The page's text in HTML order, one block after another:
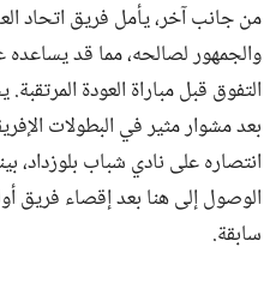
من جانب آخر، يأمل فريق اتحاد
والجمهور لصالحه، مما قد
التفوق قبل مباراة العودة
بعد مشوار مثير في البطولات
انتصاره على نادي شباب بلوزداد،
الوصول إلى هنا بعد إقصاء فريق
سابقة.